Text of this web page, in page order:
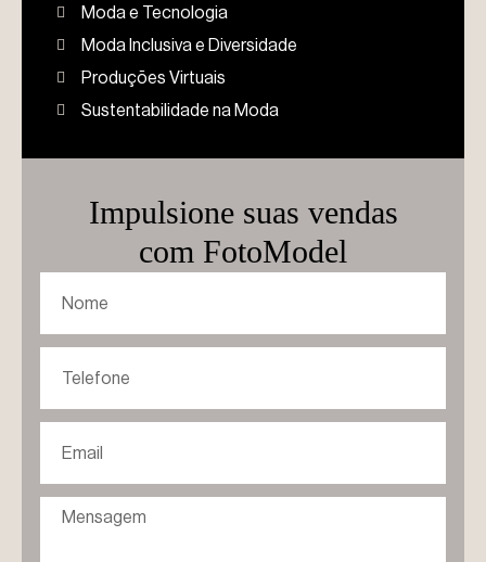
Moda e Tecnologia
Moda Inclusiva e Diversidade
Produções Virtuais
Sustentabilidade na Moda
Impulsione suas vendas
com FotoModel